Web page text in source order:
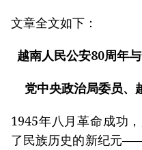
文章全文如下：
越南人民公安80周年
党中央政治局委员、
1945年八月革命成功
了民族历史的新纪元